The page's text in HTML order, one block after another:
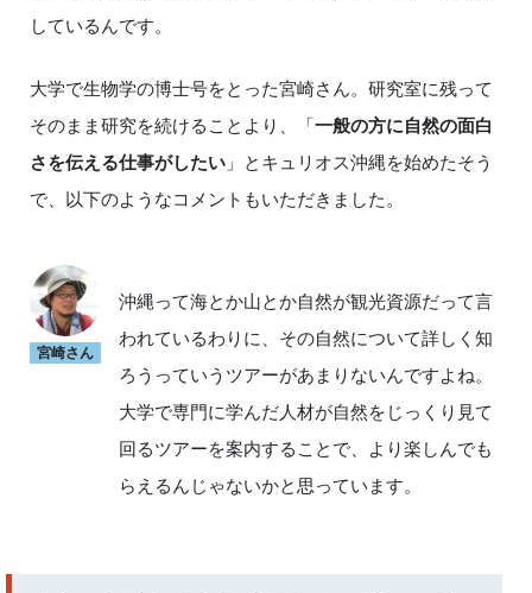
しているんです。
大学で生物学の博士号をとった宮崎さん。研究室に残って
そのまま研究を続けることより、「一般の方に自然の面白
さを伝える仕事がしたい 」とキュリオス沖縄を始めたそう
で、以下のようなコメントもいただきました。
宮崎さん
沖縄って海とか山とか自然が観光資源だって言
われているわりに、その自然について詳しく知
ろうっていうツアーがあまりないんですよね。
大学で専門に学んだ人材が自然をじっくり見て
回るツアーを案内することで、より楽しんでも
らえるんじゃないかと思っています。